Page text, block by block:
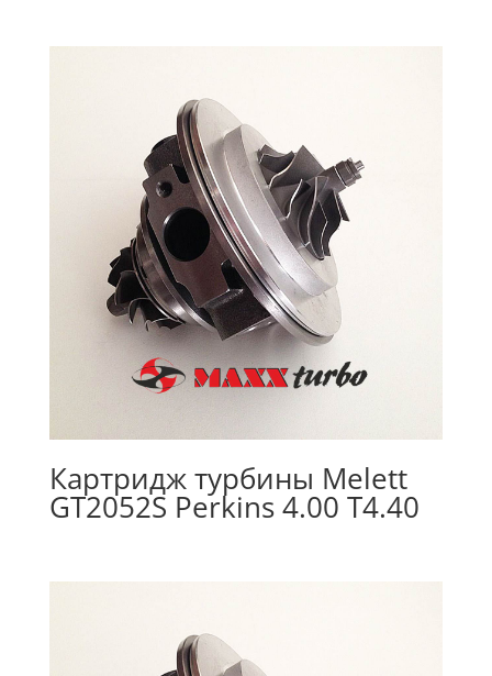
Картридж турбины Melett
GT2052S Perkins 4.00 T4.40